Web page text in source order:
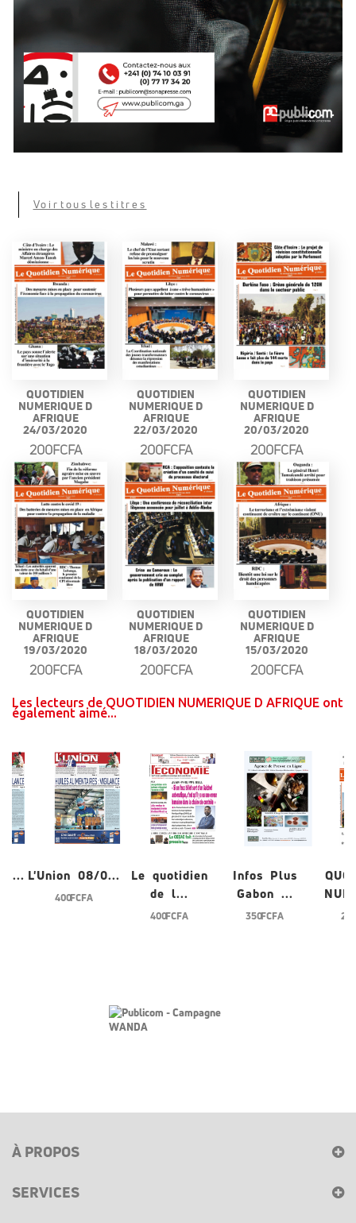
Voir tous les titres
QUOTIDIEN
NUMERIQUE D
AFRIQUE
24/03/2020
200FCFA
QUOTIDIEN
NUMERIQUE D
AFRIQUE
22/03/2020
200FCFA
QUOTIDIEN
NUMERIQUE D
AFRIQUE
20/03/2020
200FCFA
QUOTIDIEN
NUMERIQUE D
AFRIQUE
19/03/2020
200FCFA
QUOTIDIEN
NUMERIQUE D
AFRIQUE
18/03/2020
200FCFA
QUOTIDIEN
NUMERIQUE D
AFRIQUE
15/03/2020
200FCFA
Les lecteurs de QUOTIDIEN NUMERIQUE D AFRIQUE ont
également aimé...
0... L'Union 08/0...
400 FCFA
Le quotidien
de l...
400 FCFA
Infos Plus
Gabon ...
350 FCFA
À PROPOS
SERVICES